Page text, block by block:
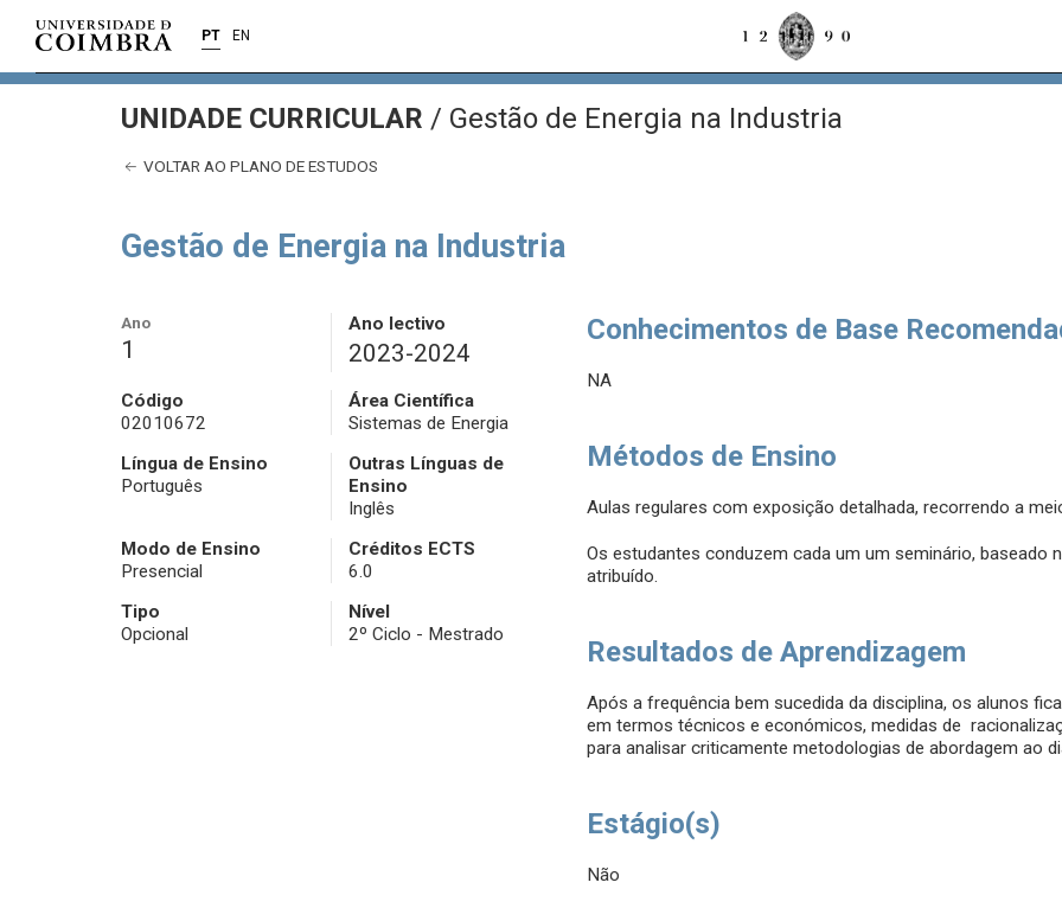
PT EN
UNIDADE CURRICULAR / Gestão de Energia na Industria
VOLTAR AO PLANO DE ESTUDOS
Gestão de Energia na Industria
Ano
1
Ano lectivo
2023-2024
Código
02010672
Área Científica
Sistemas de Energia
Língua de Ensino
Português
Outras Línguas de
Ensino
Inglês
Modo de Ensino
Presencial
Créditos ECTS
6.0
Tipo
Opcional
Nível
2º Ciclo - Mestrado
Conhecimentos de Base
NA
Métodos de Ensino
Aulas regulares com exposição detalhada, recorrendo a
Os estudantes conduzem cada um um seminário, baseado
atribuído.
Resultados de Aprendizagem
Após a frequência bem sucedida da disciplina, os alunos
em termos técnicos e económicos, medidas de
para analisar criticamente metodologias de abordagem ao
Estágio(s)
Não